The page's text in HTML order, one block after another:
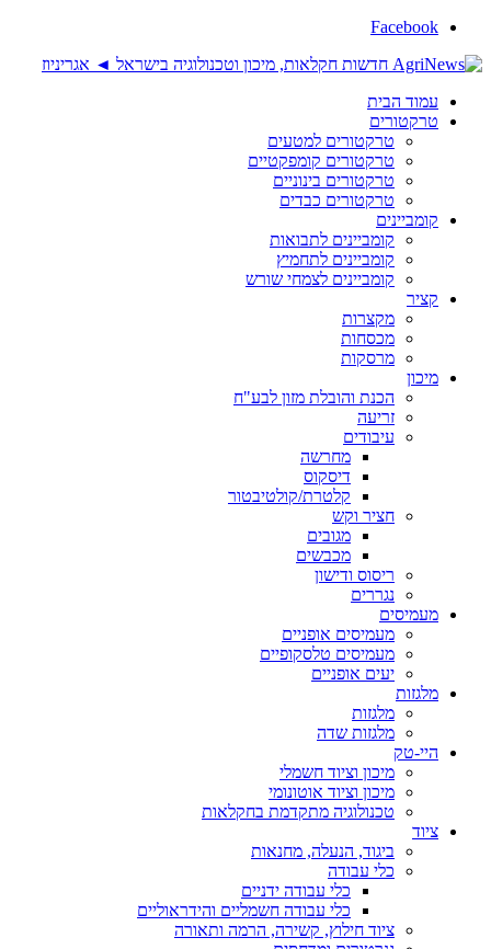
Facebook
עמוד הבית
טרקטורים
טרקטורים למטעים
טרקטורים קומפקטיים
טרקטורים בינוניים
טרקטורים כבדים
קומביינים
קומביינים לתבואות
קומביינים לתחמיץ
קומביינים לצמחי שורש
קציר
מקצרות
מכסחות
מרסקות
מיכון
הכנת והובלת מזון לבע"ח
זריעה
עיבודים
מחרשה
דיסקוס
קלטרת/קולטיבטור
חציר וקש
מגובים
מכבשים
ריסוס ודישון
נגררים
מעמיסים
מעמיסים אופניים
מעמיסים טלסקופיים
יעים אופניים
מלגזות
מלגזות
מלגזות שדה
היי-טק
מיכון וציוד חשמלי
מיכון וציוד אוטונומי
טכנולוגיה מתקדמת בחקלאות
ציוד
ביגוד, הנעלה, מחנאות
כלי עבודה
כלי עבודה ידניים
כלי עבודה חשמליים והידראוליים
ציוד חילוץ, קשירה, הרמה ותאורה